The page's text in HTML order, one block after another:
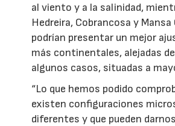
al viento y a la salinidad,
Hedreira, Cobrancosa y Mansa
podrían presentar un mejor
más continentales, alejadas
algunos casos, situadas a
“Lo que hemos podido
existen configuraciones
diferentes y que pueden